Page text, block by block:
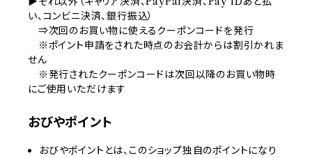
い、コンビニ決済、銀行振込）
⇒次回のお買い物に使えるクーポンコードを発行
※ポイント申請をされた時点のお会計からは割引かれま
せん
※発行されたクーポンコードは次回以降のお買い物時
にご使用いただけます
おびやポイント
おびやポイントとは、このショップ独自のポイントになり